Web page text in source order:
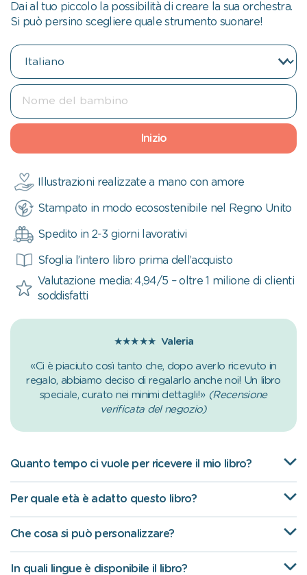
Dai al tuo piccolo la possibilità di creare la sua orchestra.
Si può persino scegliere quale strumento suonare!
Illustrazioni realizzate a mano con amore
Stampato in modo ecosostenibile nel Regno Unito
Spedito in 2-3 giorni lavorativi
Sfoglia l’intero libro prima dell’acquisto
Valutazione media: 4,94/5 – oltre 1 milione di clienti
soddisfatti
Inizio
★★★★★ Valeria
«Ci è piaciuto così tanto che, dopo averlo ricevuto in
regalo, abbiamo deciso di regalarlo anche noi! Un libro
speciale, curato nei minimi dettagli!» (Recensione
verificata del negozio)
Quanto tempo ci vuole per ricevere il mio libro?
Per quale età è adatto questo libro?
Che cosa si può personalizzare?
In quali lingue è disponibile il libro?